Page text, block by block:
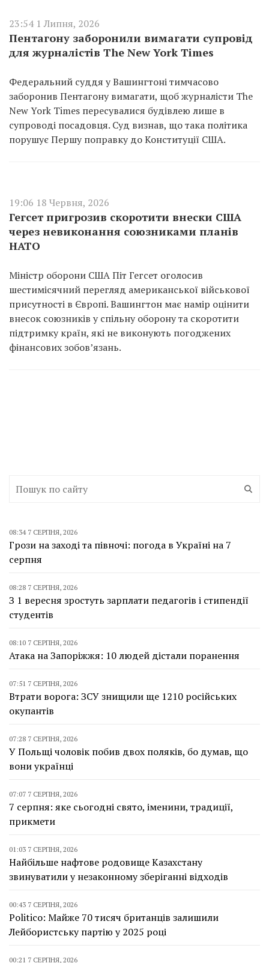
23:54 1 Липня, 2026
Пентагону заборонили вимагати супровід
для журналістів The New York Times
Федеральний суддя у Вашингтоні тимчасово
заборонив Пентагону вимагати, щоб журналісти The
New York Times пересувалися будівлею лише в
супроводі посадовця. Суд визнав, що така політика
порушує Першу поправку до Конституції США.
19:06 18 Червня, 2026
Гегсет пригрозив скоротити внески США
через невиконання союзниками планів
НАТО
Міністр оборони США Піт Гегсет оголосив
шестимісячний перегляд американської військової
присутності в Європі. Вашингтон має намір оцінити
внесок союзників у спільну оборону та скоротити
підтримку країн, які не виконують погоджених
фінансових зобов’язань.
08:34 7 СЕРПНЯ, 2026
Грози на заході та півночі: погода в Україні на 7
серпня
08:28 7 СЕРПНЯ, 2026
З 1 вересня зростуть зарплати педагогів і стипендії
студентів
08:10 7 СЕРПНЯ, 2026
Атака на Запоріжжя: 10 людей дістали поранення
07:51 7 СЕРПНЯ, 2026
Втрати ворога: ЗСУ знищили ще 1210 російських
окупантів
07:28 7 СЕРПНЯ, 2026
У Польщі чоловік побив двох поляків, бо думав, що
вони українці
07:07 7 СЕРПНЯ, 2026
7 серпня: яке сьогодні свято, іменини, традиції,
прикмети
01:03 7 СЕРПНЯ, 2026
Найбільше нафтове родовище Казахстану
звинуватили у незаконному зберіганні відходів
00:43 7 СЕРПНЯ, 2026
Politico: Майже 70 тисяч британців залишили
Лейбористську партію у 2025 році
00:21 7 СЕРПНЯ, 2026